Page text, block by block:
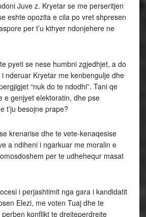
Juve z. Kryetar se me perseritjen
eshte opozita e cila po vret shpresen
per t’u kthyer ndonjehere ne
pyeti se nese humbni zgjedhjet, a do
nderuar Kryetar me kenbengulje dhe
“nuk do te ndodhi”. Tani qe
e genjyet elektoratin, dhe pse
t’ju besojne prape?
krenarise dhe te vete-kenaqesise
a ndiheni i ngarkuar me moralin e
per te udhehequr masat
i perjashtimit nga gara i kandidatit
Elezi, me voten Tuaj dhe te
konflikt te drejteperdrejte